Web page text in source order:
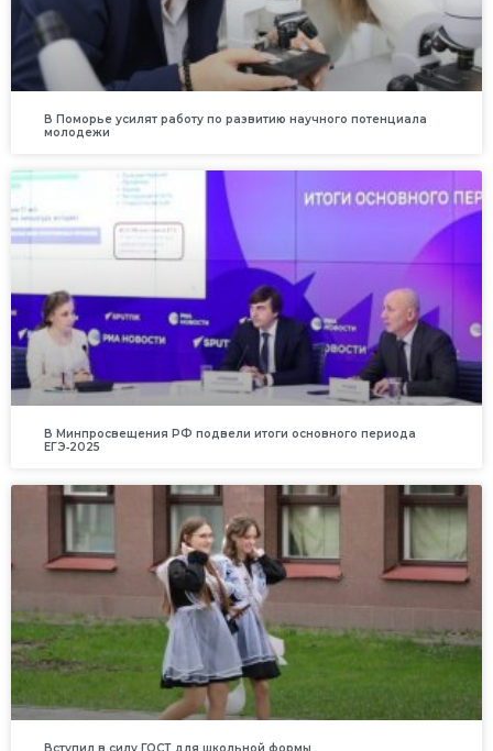
В Поморье усилят работу по развитию научного потенциала
молодежи
В Минпросвещения РФ подвели итоги основного периода
ЕГЭ‑2025